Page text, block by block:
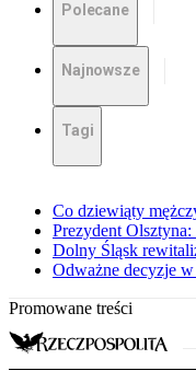
Polecane
Najnowsze
Tagi
Co dziewiąty
Prezydent
Dolny Śląsk
Odważne decyzje
Promowane treści